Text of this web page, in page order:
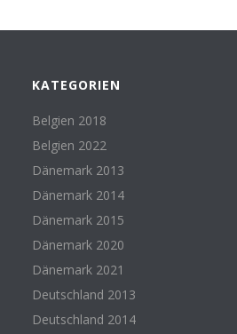
KATEGORIEN
Belgien 2018
Belgien 2022
Dänemark 2013
Dänemark 2014
Dänemark 2015
Dänemark 2020
Dänemark 2021
Deutschland 2013
Deutschland 2014